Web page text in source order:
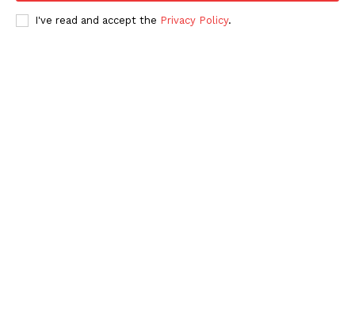
I've read and accept the Privacy Policy.